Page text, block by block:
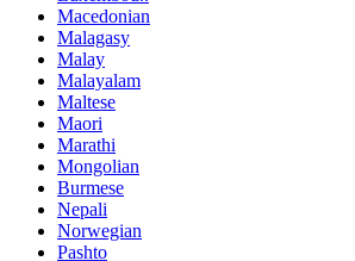
Macedonian
Malagasy
Malay
Malayalam
Maltese
Maori
Marathi
Mongolian
Burmese
Nepali
Norwegian
Pashto